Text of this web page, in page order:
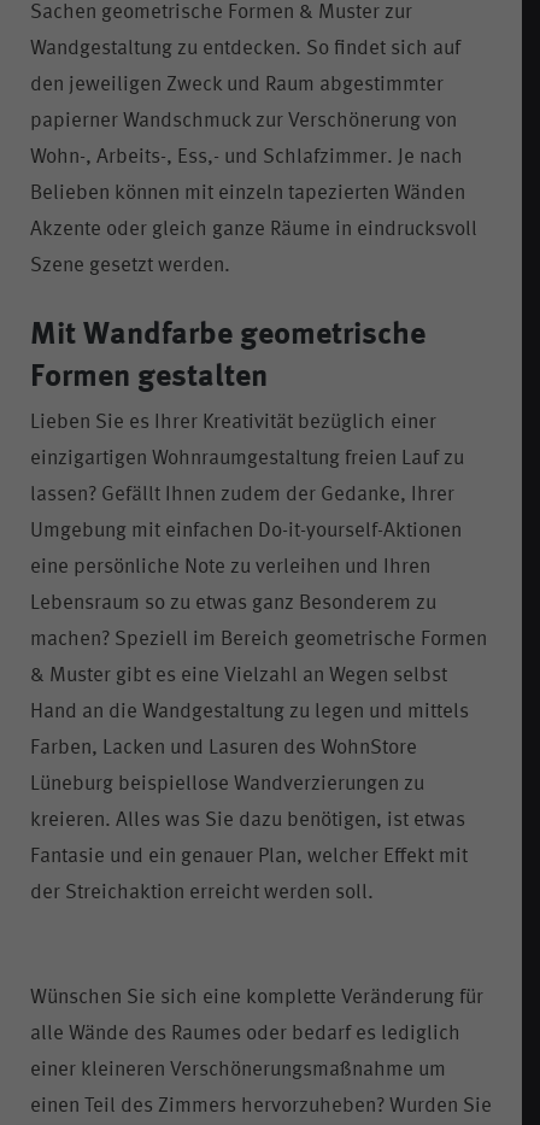
Sachen geometrische Formen & Muster zur
Wandgestaltung zu entdecken. So findet sich auf
den jeweiligen Zweck und Raum abgestimmter
papierner Wandschmuck zur Verschönerung von
Wohn-, Arbeits-, Ess,- und Schlafzimmer. Je nach
Belieben können mit einzeln tapezierten Wänden
Akzente oder gleich ganze Räume in eindrucksvoll
Szene gesetzt werden.
Mit Wandfarbe geometrische
Formen gestalten
Lieben Sie es Ihrer Kreativität bezüglich einer
einzigartigen Wohnraumgestaltung freien Lauf zu
lassen? Gefällt Ihnen zudem der Gedanke, Ihrer
Umgebung mit einfachen Do-it-yourself-Aktionen
eine persönliche Note zu verleihen und Ihren
Lebensraum so zu etwas ganz Besonderem zu
machen? Speziell im Bereich geometrische Formen
& Muster gibt es eine Vielzahl an Wegen selbst
Hand an die Wandgestaltung zu legen und mittels
Farben, Lacken und Lasuren des WohnStore
Lüneburg beispiellose Wandverzierungen zu
kreieren. Alles was Sie dazu benötigen, ist etwas
Fantasie und ein genauer Plan, welcher Effekt mit
der Streichaktion erreicht werden soll.
Wünschen Sie sich eine komplette Veränderung für
alle Wände des Raumes oder bedarf es lediglich
einer kleineren Verschönerungsmaßnahme um
einen Teil des Zimmers hervorzuheben? Wurden Sie